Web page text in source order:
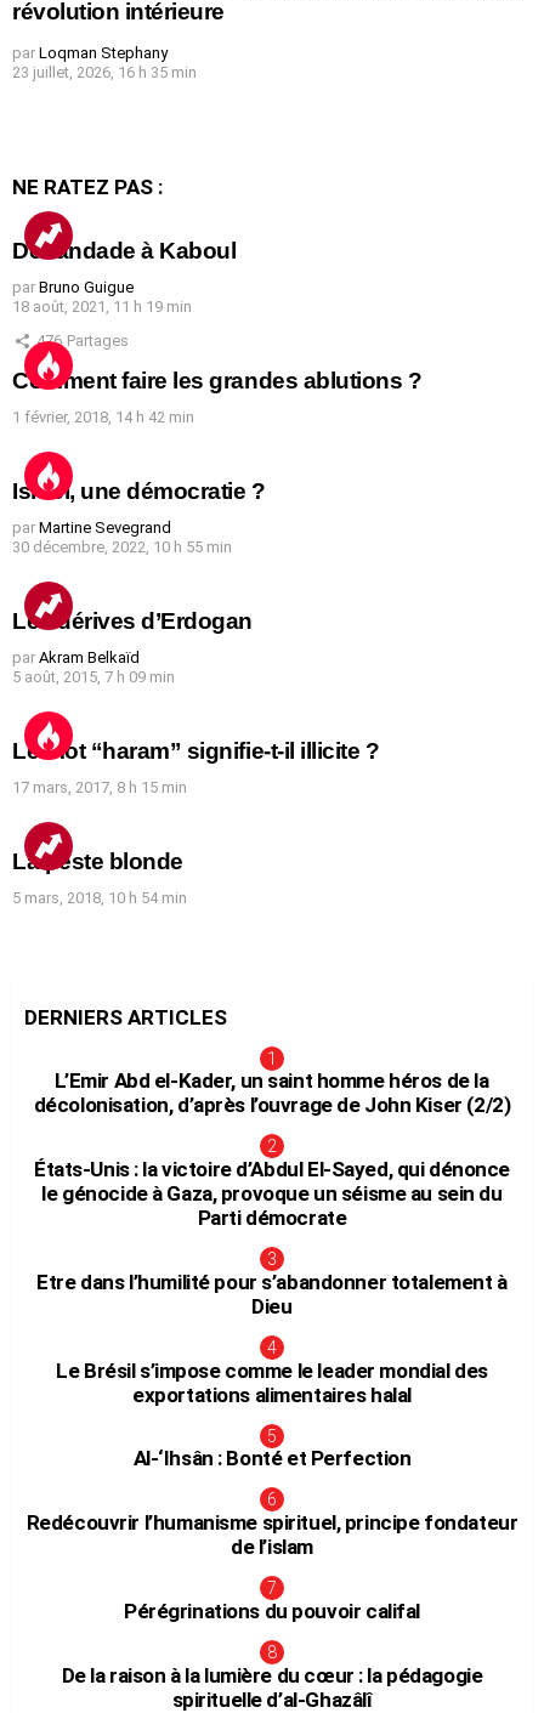
révolution intérieure
par Loqman Stephany
23 juillet, 2026, 16 h 35 min
NE RATEZ PAS :
Débandade à Kaboul
par Bruno Guigue
18 août, 2021, 11 h 19 min
476 Partages
Comment faire les grandes ablutions ?
1 février, 2018, 14 h 42 min
Israël, une démocratie ?
par Martine Sevegrand
30 décembre, 2022, 10 h 55 min
Les dérives d’Erdogan
par Akram Belkaïd
5 août, 2015, 7 h 09 min
Le mot “haram” signifie-t-il illicite ?
17 mars, 2017, 8 h 15 min
La peste blonde
5 mars, 2018, 10 h 54 min
DERNIERS ARTICLES
L’Emir Abd el-Kader, un saint homme héros de la
décolonisation, d’après l’ouvrage de John Kiser (2/2)
États-Unis : la victoire d’Abdul El-Sayed, qui dénonce
le génocide à Gaza, provoque un séisme au sein du
Parti démocrate
Etre dans l’humilité pour s’abandonner totalement à
Dieu
Le Brésil s’impose comme le leader mondial des
exportations alimentaires halal
Al-‘Ihsân : Bonté et Perfection
Redécouvrir l’humanisme spirituel, principe fondateur
de l’islam
Pérégrinations du pouvoir califal
De la raison à la lumière du cœur : la pédagogie
spirituelle d’al-Ghazâlî